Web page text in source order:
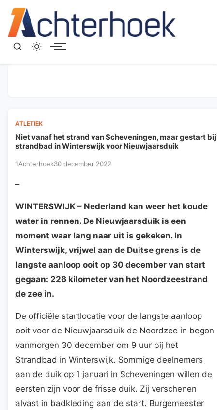
ATLETIEK
Niet vanaf het strand van Scheveningen, maar gestart bij
strandbad in Winterswijk voor Nieuwjaarsduik
1Achterhoek30 december 2022
–
WINTERSWIJK – Nederland kan weer het koude
water in rennen. De Nieuwjaarsduik is een
moment waar lang naar uit is gekeken. In
Winterswijk, vrijwel aan de Duitse grens is de
langste aanloop ooit op 30 december van start
gegaan: 226 kilometer van het Noordzeestrand
de zee in.
De officiële startlocatie voor de langste aanloop
ooit voor de Nieuwjaarsduik de Noordzee in begon
vanmorgen 30 december om 9 uur bij het
Strandbad in Winterswijk. Sommige deelnemers
aan de duik op 1 januari in Scheveningen willen de
eersten zijn voor de frisse duik. Zij verschenen
alvast in badkleding aan de start. Burgemeester